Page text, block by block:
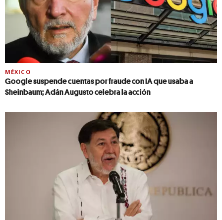
MÉXICO
Google suspende cuentas por fraude con IA que usaba a
Sheinbaum; Adán Augusto celebra la acción